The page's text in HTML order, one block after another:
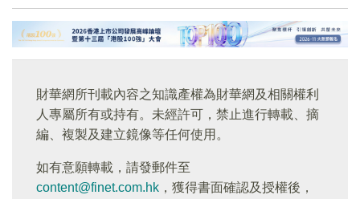
財華網所刊載內容之知識產權為財華網及相關權利
人專屬所有或持有。未經許可，禁止進行轉載、摘
編、複製及建立鏡像等任何使用。
如有意願轉載，請發郵件至
content@finet.com.hk ，獲得書面確認及授權後，